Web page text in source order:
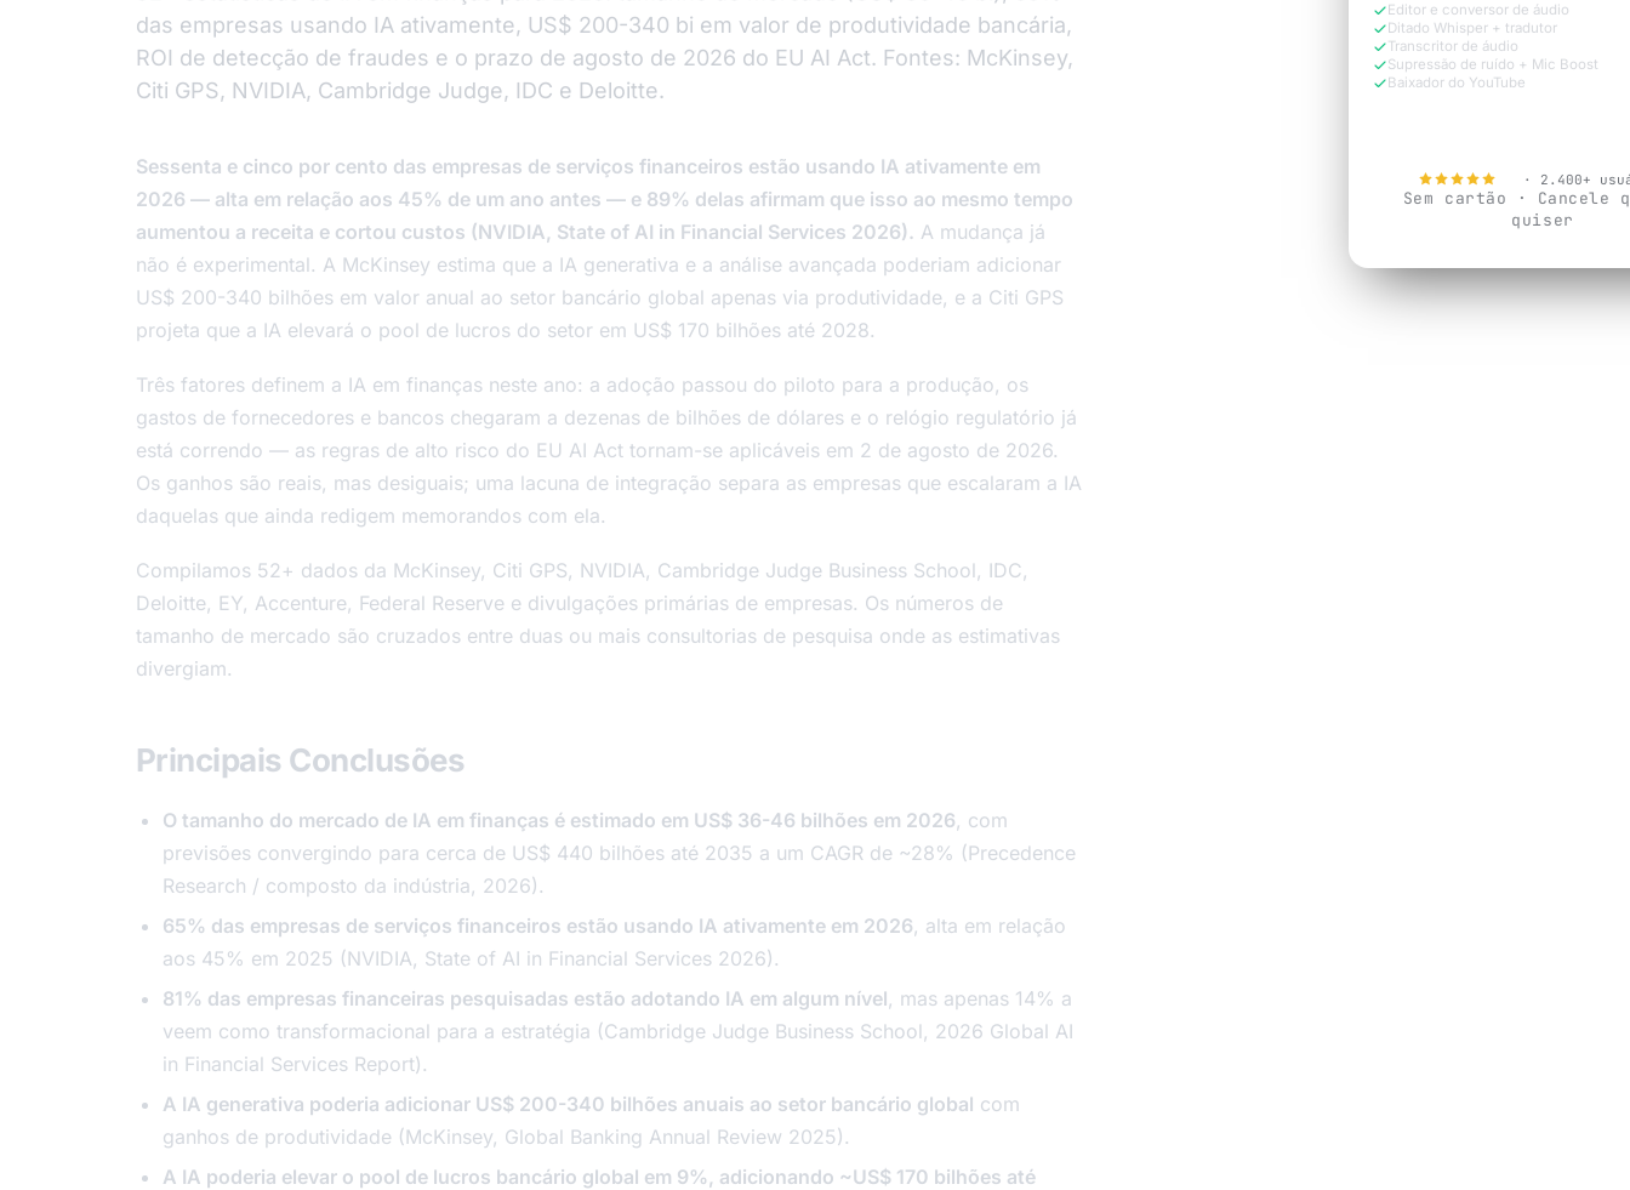
das empresas usando IA ativamente, US$ 200-340 bi em valor de produtividade bancária,
ROI de detecção de fraudes e o prazo de agosto de 2026 do EU AI Act. Fontes: McKinsey,
Citi GPS, NVIDIA, Cambridge Judge, IDC e Deloitte.
Sessenta e cinco por cento das empresas de serviços financeiros estão usando IA ativamente em
2026 — alta em relação aos 45% de um ano antes — e 89% delas afirmam que isso ao mesmo tempo
aumentou a receita e cortou custos (NVIDIA, State of AI in Financial Services 2026). A mudança já
não é experimental. A McKinsey estima que a IA generativa e a análise avançada poderiam adicionar
US$ 200-340 bilhões em valor anual ao setor bancário global apenas via produtividade, e a Citi GPS
projeta que a IA elevará o pool de lucros do setor em US$ 170 bilhões até 2028.
Três fatores definem a IA em finanças neste ano: a adoção passou do piloto para a produção, os
gastos de fornecedores e bancos chegaram a dezenas de bilhões de dólares e o relógio regulatório já
está correndo — as regras de alto risco do EU AI Act tornam-se aplicáveis em 2 de agosto de 2026.
Os ganhos são reais, mas desiguais; uma lacuna de integração separa as empresas que escalaram a IA
daquelas que ainda redigem memorandos com ela.
Compilamos 52+ dados da McKinsey, Citi GPS, NVIDIA, Cambridge Judge Business School, IDC,
Deloitte, EY, Accenture, Federal Reserve e divulgações primárias de empresas. Os números de
tamanho de mercado são cruzados entre duas ou mais consultorias de pesquisa onde as estimativas
divergiam.
Principais Conclusões
O tamanho do mercado de IA em finanças é estimado em US$ 36-46 bilhões em 2026, com
previsões convergindo para cerca de US$ 440 bilhões até 2035 a um CAGR de ~28% (Precedence
Research / composto da indústria, 2026).
65% das empresas de serviços financeiros estão usando IA ativamente em 2026, alta em relação
aos 45% em 2025 (NVIDIA, State of AI in Financial Services 2026).
81% das empresas financeiras pesquisadas estão adotando IA em algum nível, mas apenas 14% a
veem como transformacional para a estratégia (Cambridge Judge Business School, 2026 Global AI
in Financial Services Report).
A IA generativa poderia adicionar US$ 200-340 bilhões anuais ao setor bancário global com
ganhos de produtividade (McKinsey, Global Banking Annual Review 2025).
A IA poderia elevar o pool de lucros bancário global em 9%, adicionando ~US$ 170 bilhões até
Editor e conversor de áudio
Ditado Whisper + tradutor
Transcritor de áudio
Supressão de ruído + Mic Boost
Baixador do YouTube
· 2.400+
Sem cartão · Cancele
quiser